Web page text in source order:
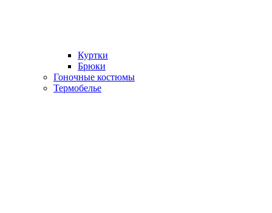
Куртки
Брюки
Гоночные костюмы
Термобелье